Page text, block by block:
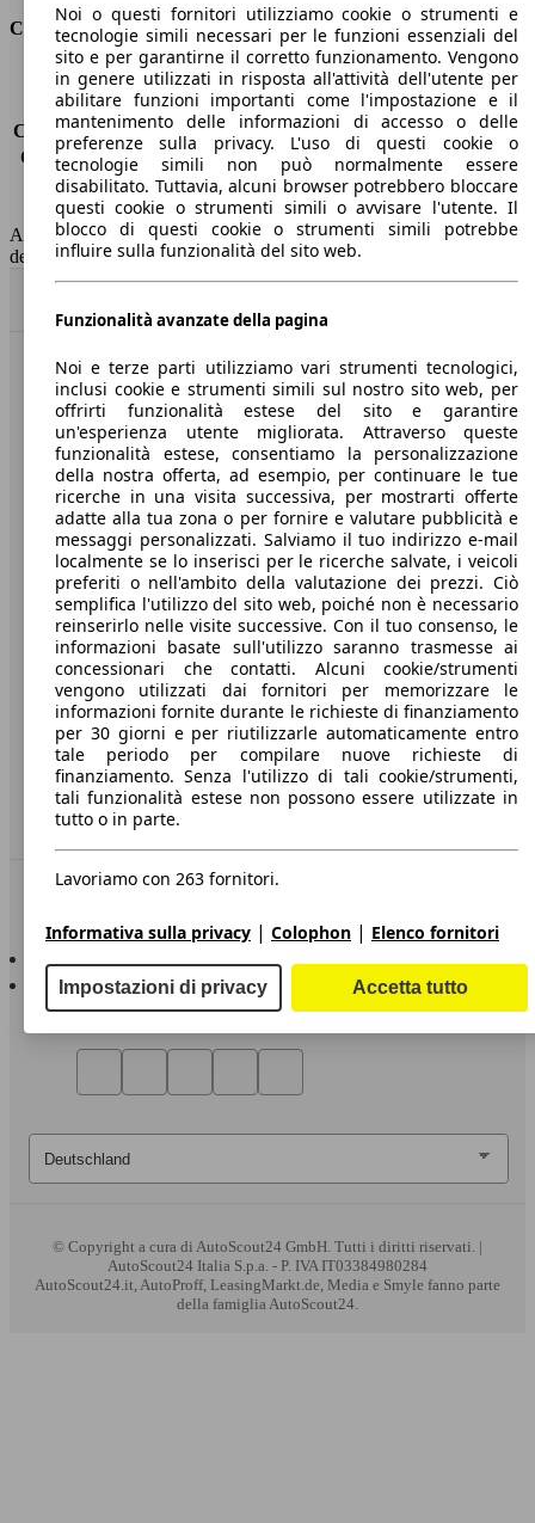
Consumi
Emissioni di CO2*
-
Consumo (urbano)
-
Consumo (extra-urbano) -
Consumo (combinato)*
Classe di emissione
Euro 6
Capacità del serbatoio
37 l
AutoScout24 non si assume alcuna responsabilità per la correttezza
dei dati.
Benvenuti su AutoScout24, il mercato auto europeo.
Società
A proposito di AutoScout24
Stampa
Media
Condizioni generali
Informazioni
Privacy
Dichiarazione di Accessibilità
Servizi
Area rivenditori
Sempre con te
AutoScout24 per Android
© Copyright a cura di AutoScout24 GmbH. Tutti i diritti riservati. |
AutoScout24 Italia S.p.a. - P. IVA IT03384980284
AutoScout24.it, AutoProff, LeasingMarkt.de, Media e Smyle fanno parte
della famiglia AutoScout24.
Noi o questi fornitori utilizziamo cookie o strumenti e
tecnologie simili necessari per le funzioni essenziali del
sito e per garantirne il corretto funzionamento. Vengono
in genere utilizzati in risposta all'attività dell'utente per
abilitare funzioni importanti come l'impostazione e il
mantenimento delle informazioni di accesso o delle
preferenze sulla privacy. L'uso di questi cookie o
tecnologie simili non può normalmente essere
disabilitato. Tuttavia, alcuni browser potrebbero bloccare
questi cookie o strumenti simili o avvisare l'utente. Il
blocco di questi cookie o strumenti simili potrebbe
influire sulla funzionalità del sito web.
Funzionalità avanzate della pagina
Noi e terze parti utilizziamo vari strumenti tecnologici,
inclusi cookie e strumenti simili sul nostro sito web, per
offrirti funzionalità estese del sito e garantire
un'esperienza utente migliorata. Attraverso queste
funzionalità estese, consentiamo la personalizzazione
della nostra offerta, ad esempio, per continuare le tue
ricerche in una visita successiva, per mostrarti offerte
adatte alla tua zona o per fornire e valutare pubblicità e
messaggi personalizzati. Salviamo il tuo indirizzo e-mail
localmente se lo inserisci per le ricerche salvate, i veicoli
preferiti o nell'ambito della valutazione dei prezzi. Ciò
semplifica l'utilizzo del sito web, poiché non è necessario
reinserirlo nelle visite successive. Con il tuo consenso, le
informazioni basate sull'utilizzo saranno trasmesse ai
concessionari che contatti. Alcuni cookie/strumenti
vengono utilizzati dai fornitori per memorizzare le
informazioni fornite durante le richieste di finanziamento
per 30 giorni e per riutilizzarle automaticamente entro
tale periodo per compilare nuove richieste di
finanziamento. Senza l'utilizzo di tali cookie/strumenti,
tali funzionalità estese non possono essere utilizzate in
tutto o in parte.
Lavoriamo con 263 fornitori.
Informativa sulla privacy | Colophon | Elenco fornitori
Impostazioni di privacy Accetta tutto